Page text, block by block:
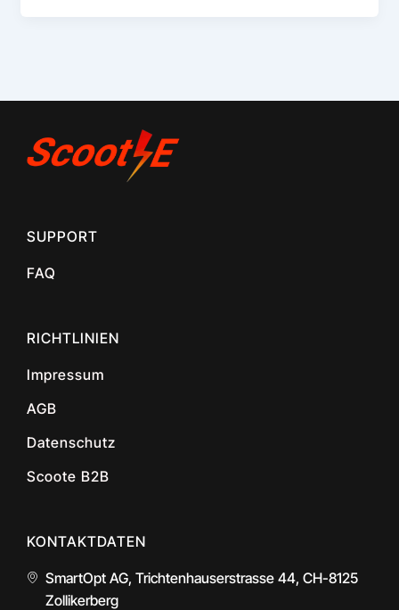
SUPPORT
FAQ
RICHTLINIEN
Impressum
AGB
Datenschutz
Scoote B2B
KONTAKTDATEN
SmartOpt AG, Trichtenhauserstrasse 44, CH-8125
Zollikerberg